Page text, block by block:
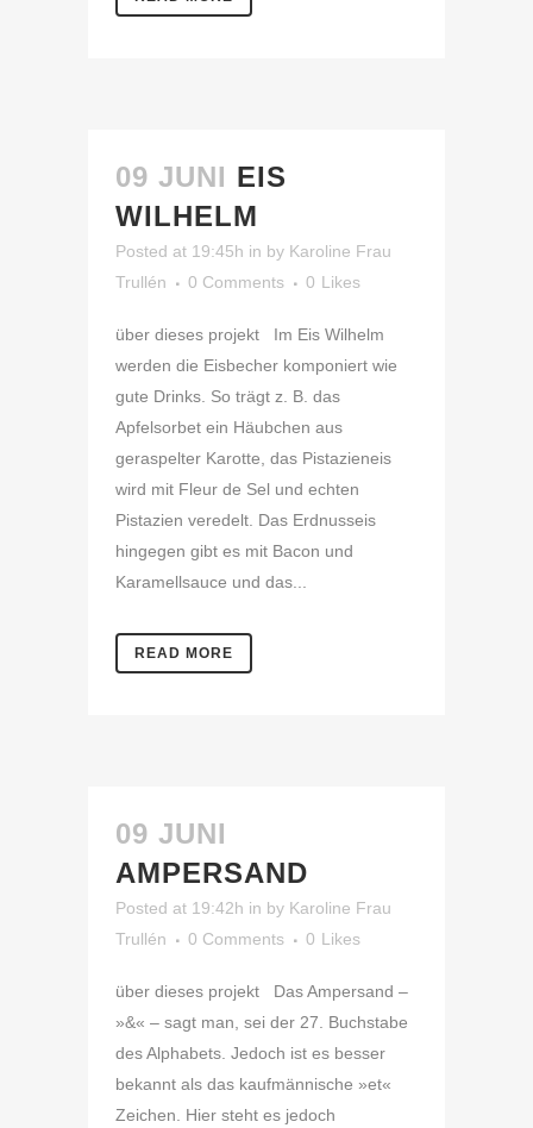
09 JUNI EIS
WILHELM
Posted at 19:45h in by Karoline Frau
Trullén
0 Comments 0 Likes
über dieses projekt Im Eis Wilhelm
werden die Eisbecher komponiert wie
gute Drinks. So trägt z. B. das
Apfelsorbet ein Häubchen aus
geraspelter Karotte, das Pistazieneis
wird mit Fleur de Sel und echten
Pistazien veredelt. Das Erdnusseis
hingegen gibt es mit Bacon und
Karamellsauce und das...
READ MORE
09 JUNI
AMPERSAND
Posted at 19:42h in by Karoline Frau
Trullén
0 Comments 0 Likes
über dieses projekt Das Ampersand –
»&« – sagt man, sei der 27. Buchstabe
des Alphabets. Jedoch ist es besser
bekannt als das kaufmännische »et«
Zeichen. Hier steht es jedoch